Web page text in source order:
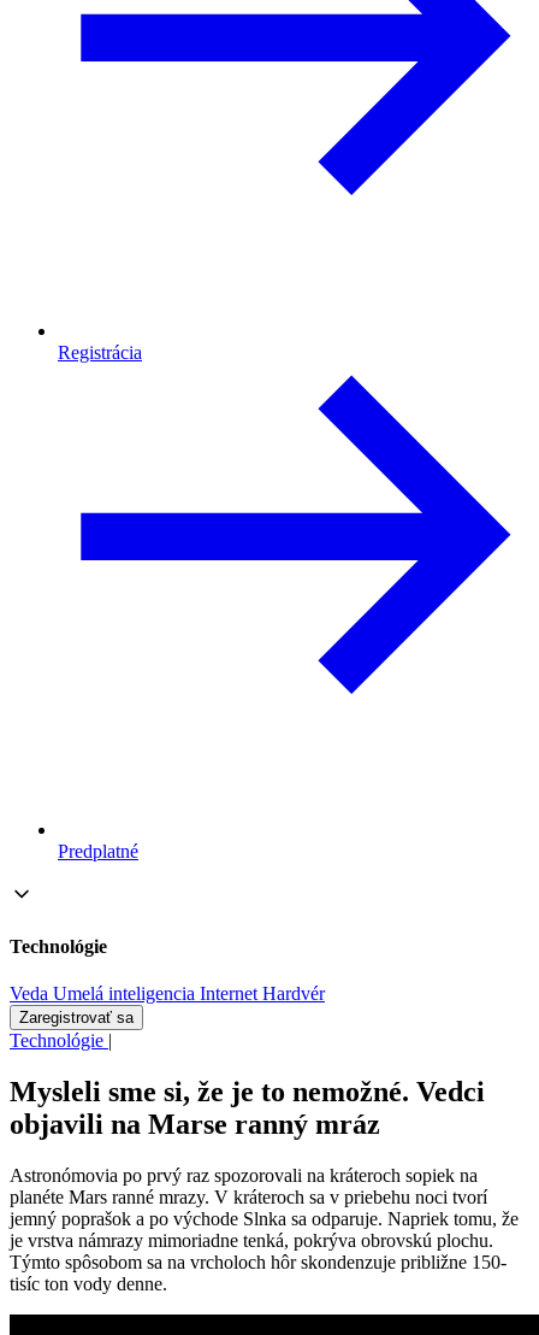
Registrácia
Predplatné
Technológie
Veda Umelá inteligencia Internet Hardvér
Zaregistrovať sa
Technológie |
Mysleli sme si, že je to nemožné. Vedci
objavili na Marse ranný mráz
Astronómovia po prvý raz spozorovali na kráteroch sopiek na
planéte Mars ranné mrazy. V kráteroch sa v priebehu noci tvorí
jemný poprašok a po východe Slnka sa odparuje. Napriek tomu, že
je vrstva námrazy mimoriadne tenká, pokrýva obrovskú plochu.
Týmto spôsobom sa na vrcholoch hôr skondenzuje približne 150-
tisíc ton vody denne.